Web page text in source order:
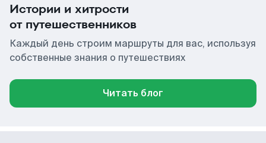
Истории и хитрости
от путешественников
Каждый день строим маршруты для вас, используя
собственные знания о путешествиях
Читать блог